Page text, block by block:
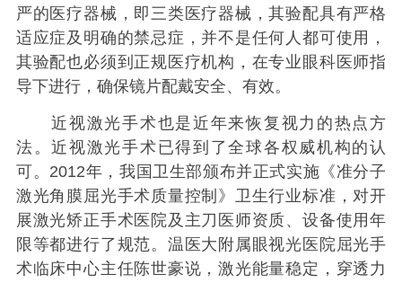
严的医疗器械，即三类医疗器械，其验配具有严格
适应症及明确的禁忌症，并不是任何人都可使用，
其验配也必须到正规医疗机构，在专业眼科医师指
导下进行，确保镜片配戴安全、有效。
近视激光手术也是近年来恢复视力的热点方
法。近视激光手术已得到了全球各权威机构的认
可。2012年，我国卫生部颁布并正式实施《准分子
激光角膜屈光手术质量控制》卫生行业标准，对开
展激光矫正手术医院及主刀医师资质、设备使用年
限等都进行了规范。温医大附属眼视光医院屈光手
术临床中心主任陈世豪说，激光能量稳定，穿透力